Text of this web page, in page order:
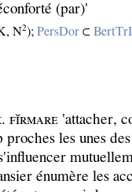
(par)'
N2);PersDor ⊂
ꜰɪ̆ʀᴍᴀʀᴇ 'attacher,
les unes
énumère les